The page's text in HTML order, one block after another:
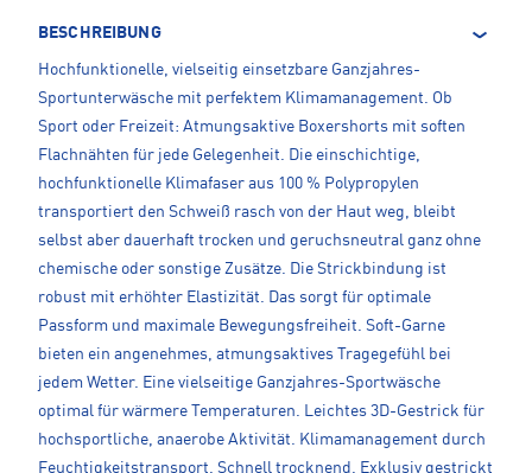
BESCHREIBUNG
Hochfunktionelle, vielseitig einsetzbare Ganzjahres-
Sportunterwäsche mit perfektem Klimamanagement. Ob
Sport oder Freizeit: Atmungsaktive Boxershorts mit soften
Flachnähten für jede Gelegenheit. Die einschichtige,
hochfunktionelle Klimafaser aus 100 % Polypropylen
transportiert den Schweiß rasch von der Haut weg, bleibt
selbst aber dauerhaft trocken und geruchsneutral ganz ohne
chemische oder sonstige Zusätze. Die Strickbindung ist
robust mit erhöhter Elastizität. Das sorgt für optimale
Passform und maximale Bewegungsfreiheit. Soft-Garne
bieten ein angenehmes, atmungsaktives Tragegefühl bei
jedem Wetter. Eine vielseitige Ganzjahres-Sportwäsche
optimal für wärmere Temperaturen. Leichtes 3D-Gestrick für
hochsportliche, anaerobe Aktivität. Klimamanagement durch
Feuchtigkeitstransport. Schnell trocknend. Exklusiv gestrickt